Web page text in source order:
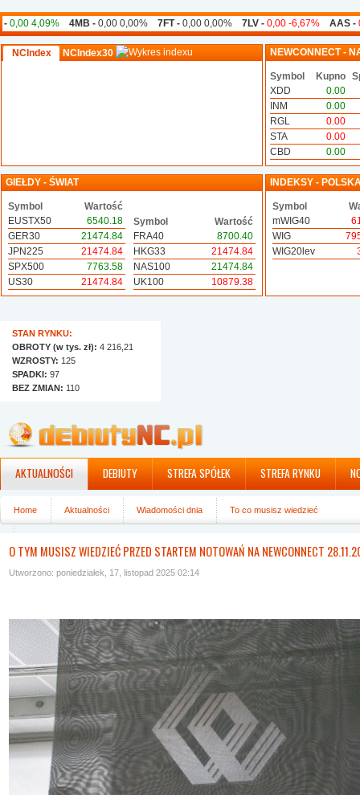
4,09%4MB - 0,00 0,00%7FT -0,00 0,00%7LV -0,00 -6,67%AAS -
NCIndex NCIndex30 NEWCONNECT -
Symbol Kupno
XDD
0.00
INM
0.00
RGL
0.00
STA
0.00
CBD
0.00
GIEŁDY - ŚWIAT
Symbol
Wartość
EUSTX50
6540.18
GER30
21474.84
JPN225
21474.84
SPX500
7763.58
US30
21474.84
Symbol
Wartość
FRA40
8700.40
HKG33
21474.84
NAS100
21474.84
UK100
10879.38
INDEKSY -
Symbol
mWIG40
WIG
WIG20lev
STAN RYNKU:
OBROTY (w tys. zł): 4 216,21
WZROSTY: 125
SPADKI: 97
BEZ ZMIAN: 110
AKTUALNOŚCI DEBIUTY STREFA SPÓŁEK STREFA RYNKU
Home Aktualności Wiadomości dnia To co musisz wiedzieć
O TYM MUSISZ WIEDZIEĆ PRZED STARTEM NOTOWAŃ NA NEWCONNECT
Utworzono: poniedziałek, 17, listopad 2025 02:14